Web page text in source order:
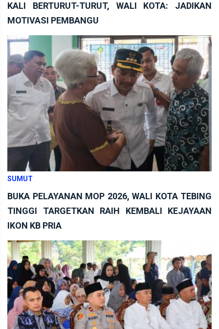
KALI BERTURUT-TURUT, WALI KOTA: JADIKAN
MOTIVASI PEMBANGU
SUMUT
BUKA PELAYANAN MOP 2026, WALI KOTA TEBING
TINGGI TARGETKAN RAIH KEMBALI KEJAYAAN
IKON KB PRIA